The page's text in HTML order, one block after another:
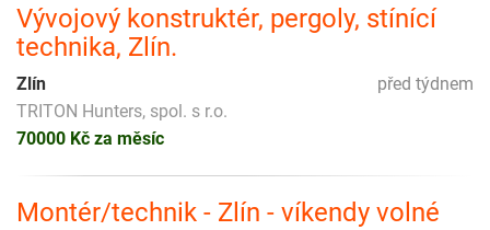
Vývojový konstruktér, pergoly, stínící
technika, Zlín.
před týdnem
Zlín
TRITON Hunters, spol. s r.o.
70000 Kč za měsíc
Montér/technik - Zlín - víkendy volné